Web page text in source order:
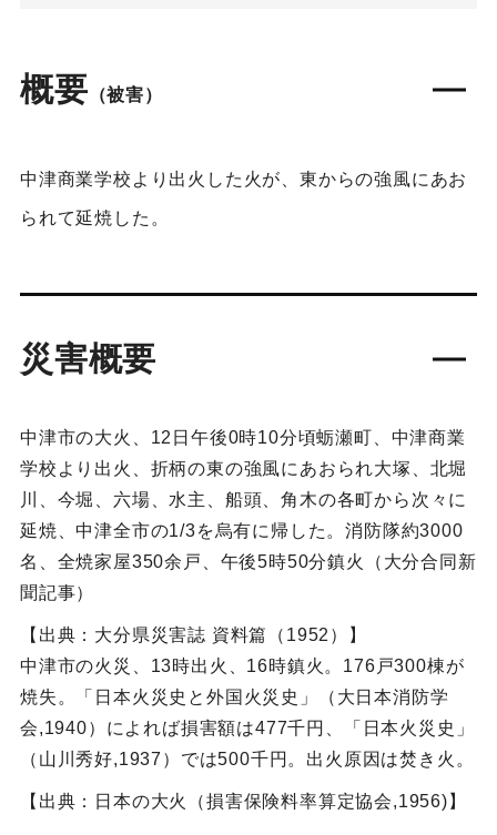
概要 （被害）
中津商業学校より出火した火が、東からの強風にあお
られて延焼した。
災害概要
中津市の大火、12日午後0時10分頃蛎瀬町、中津商業
学校より出火、折柄の東の強風にあおられ大塚、北堀
川、今堀、六場、水主、船頭、角木の各町から次々に
延焼、中津全市の1/3を烏有に帰した。消防隊約3000
名、全焼家屋350余戸、午後5時50分鎮火（大分合同新
聞記事）
【出典：大分県災害誌 資料篇（1952）】
中津市の火災、13時出火、16時鎮火。176戸300棟が
焼失。「日本火災史と外国火災史」（大日本消防学
会,1940）によれば損害額は477千円、「日本火災史」
（山川秀好,1937）では500千円。出火原因は焚き火。
【出典：日本の大火（損害保険料率算定協会,1956)】